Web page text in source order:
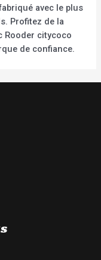
avec le plus
Profitez de la
Rooder citycoco
de confiance.